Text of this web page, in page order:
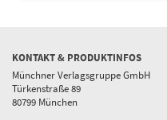
KONTAKT & PRODUKTINFOS
Münchner Verlagsgruppe GmbH
Türkenstraße 89
80799 München